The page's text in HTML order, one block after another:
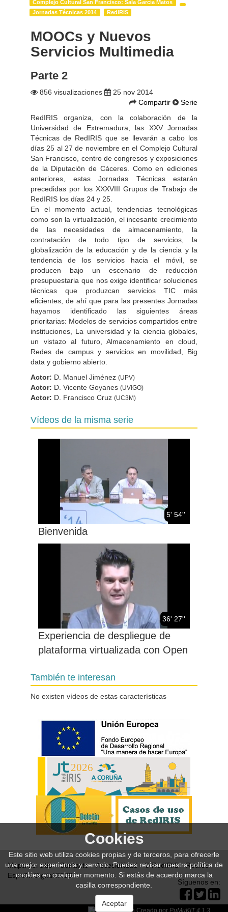
Complejo Cultural San Francisco: Sala García Matos
Jornadas Técnicas 2014
RedIRIS
MOOCs y Nuevos
Servicios Multimedia
Parte 2
856 visualizaciones
25 nov 2014
Compartir
Serie
RedIRIS organiza, con la colaboración de la
Universidad de Extremadura, las XXV Jornadas
Técnicas de RedIRIS que se llevarán a cabo los
días 25 al 27 de noviembre en el Complejo Cultural
San Francisco, centro de congresos y exposiciones
de la Diputación de Cáceres. Como en ediciones
anteriores, estas Jornadas Técnicas estarán
precedidas por los XXXVIII Grupos de Trabajo de
RedIRIS los días 24 y 25.
En el momento actual, tendencias tecnológicas
como son la virtualización, el incesante crecimiento
de las necesidades de almacenamiento, la
contratación de todo tipo de servicios, la
globalización de la educación y de la ciencia y la
tendencia de los servicios hacia el móvil, se
producen bajo un escenario de reducción
presupuestaria que nos exige identificar soluciones
técnicas que produzcan servicios TIC más
eficientes, de ahí que para las presentes Jornadas
hayamos identificado las siguientes áreas
prioritarias: Modelos de servicios compartidos entre
instituciones, La universidad y la ciencia globales,
un vistazo al futuro, Almacenamiento en cloud,
Redes de campus y servicios en movilidad, Big
data y gobierno abierto.
Actor: D. Manuel Jiménez (UPV)
Actor: D. Vicente Goyanes (UVIGO)
Actor: D. Francisco Cruz (UC3M)
Vídeos de la misma serie
5' 54''
Bienvenida
36' 27''
Experiencia de despliegue de
plataforma virtualizada con Open
68' 39''
Guía de criterios para la
especificación de instalaciones
ante los nuevos retos
"inteligentes"
13' 05''
Middleware - Identidad
También te interesan
No existen vídeos de estas características
Mapa del sitio Contacto Accesibilidad © RedIRIS
Red.es
España Digital 2026
Síguenos en:
Creado por PuMuKIT 4.1.3
Cookies
Este sitio web utiliza cookies propias y de terceros, para ofrecerle
una mejor experiencia y servicio. Puedes revisar nuestra política de
cookies en cualquier momento. Si estás de acuerdo marca la
casilla correspondiente.
Aceptar